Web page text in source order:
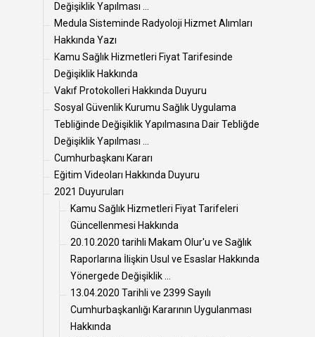
Değişiklik Yapılması ...
Medula Sisteminde Radyoloji Hizmet Alımları
Hakkında Yazı
Kamu Sağlık Hizmetleri Fiyat Tarifesinde
Değişiklik Hakkında
Vakıf Protokolleri Hakkında Duyuru
Sosyal Güvenlik Kurumu Sağlık Uygulama
Tebliğinde Değişiklik Yapılmasına Dair Tebliğde
Değişiklik Yapılması ...
Cumhurbaşkanı Kararı
Eğitim Videoları Hakkında Duyuru
2021 Duyuruları
Kamu Sağlık Hizmetleri Fiyat Tarifeleri
Güncellenmesi Hakkında
20.10.2020 tarihli Makam Olur'u ve Sağlık
Raporlarına İlişkin Usul ve Esaslar Hakkında
Yönergede Değişiklik ...
13.04.2020 Tarihli ve 2399 Sayılı
Cumhurbaşkanlığı Kararının Uygulanması
Hakkında